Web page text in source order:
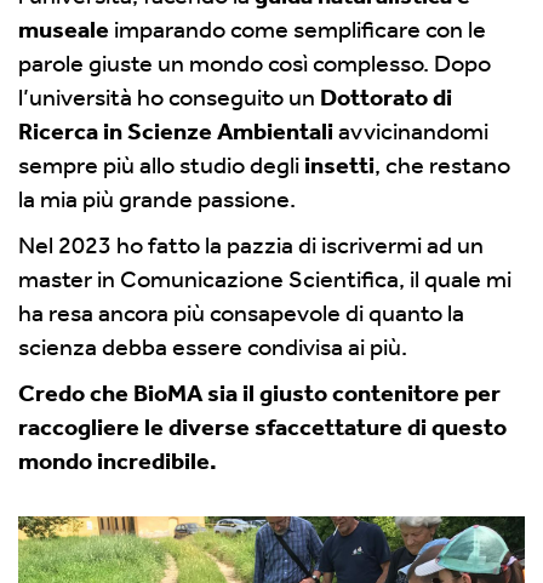
musealeimparando come semplificare con le
parole giuste un mondo così complesso. Dopo
l’università ho conseguito unDottorato di
Ricerca in Scienze Ambientaliavvicinandomi
sempre più allo studio degliinsetti, che restano
la mia più grande passione.
Nel 2023 ho fatto la pazzia di iscrivermi ad un
master in Comunicazione Scientifica, il quale mi
ha resa ancora più consapevole di quanto la
scienza debba essere condivisa ai più.
Credo che BioMA sia il giusto contenitore per
raccogliere le diverse sfaccettature di questo
mondo incredibile.